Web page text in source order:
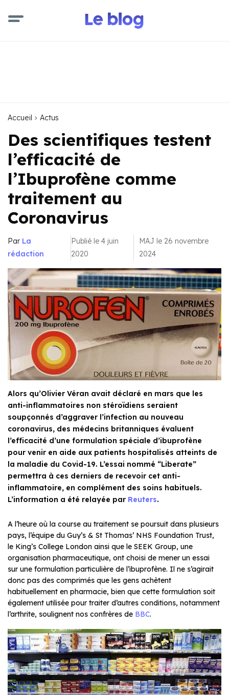
Accueil Actus
Des scientifiques testent
l’efficacité de
l’Ibuprofène comme
traitement au
Coronavirus
Par La
rédaction
Publié le 4 juin
2020
MAJ le 26 novembre
2024
Alors qu’Olivier Véran avait déclaré en mars que les
anti-inflammatoires non stéroïdiens seraient
soupçonnés d’aggraver l’infection au nouveau
coronavirus, des médecins britanniques évaluent
l’efficacité d’une formulation spéciale d’ibuprofène
pour venir en aide aux patients hospitalisés atteints de
la maladie du Covid-19. L’essai nommé “Liberate”
permettra à ces derniers de recevoir cet anti-
inflammatoire, en complément des soins habituels.
L’information a été relayée par Reuters.
A l’heure où la course au traitement se poursuit dans plusieurs
pays, l’équipe du Guy’s & St Thomas’ NHS Foundation Trust,
le King’s College London ainsi que le SEEK Group, une
organisation pharmaceutique, ont choisi de mener un essai
sur une formulation particulière de l’ibuprofène. Il ne s’agirait
donc pas des comprimés que les gens achètent
habituellement en pharmacie, bien que cette formulation soit
également utilisée pour traiter d’autres conditions, notamment
l’arthrite, soulignent nos confrères de BBC.